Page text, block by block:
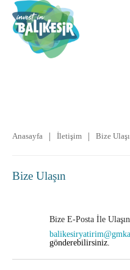
Anasayfa | İletişim | Bize
Bize Ulaşın
Bize E-Posta İle Ulaşın
gönderebilirsiniz.